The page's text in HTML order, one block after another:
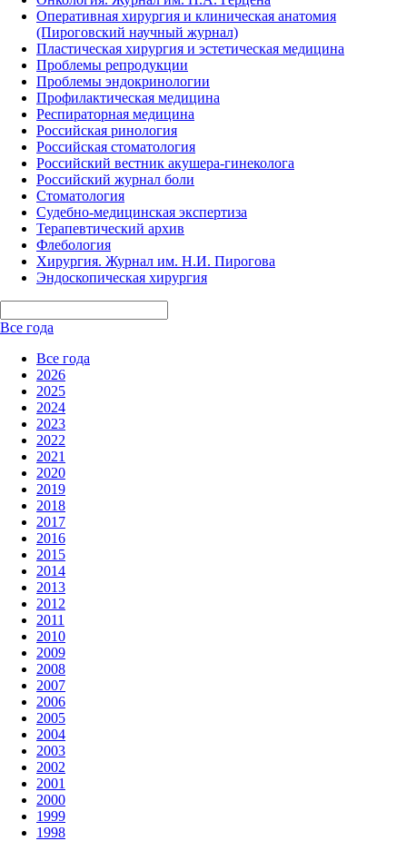
Оперативная хирургия и клиническая анатомия
(Пироговский научный журнал)
Пластическая хирургия и эстетическая медицина
Проблемы репродукции
Проблемы эндокринологии
Профилактическая медицина
Респираторная медицина
Российская ринология
Российская стоматология
Российский вестник акушера-гинеколога
Российский журнал боли
Стоматология
Судебно-медицинская экспертиза
Терапевтический архив
Флебология
Хирургия. Журнал им. Н.И. Пирогова
Эндоскопическая хирургия
Все года
Все года
2026
2025
2024
2023
2022
2021
2020
2019
2018
2017
2016
2015
2014
2013
2012
2011
2010
2009
2008
2007
2006
2005
2004
2003
2002
2001
2000
1999
1998